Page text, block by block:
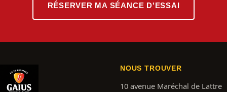
RÉSERVER MA SÉANCE D'ESSAI
NOUS TROUVER
10 avenue Maréchal de Lattre